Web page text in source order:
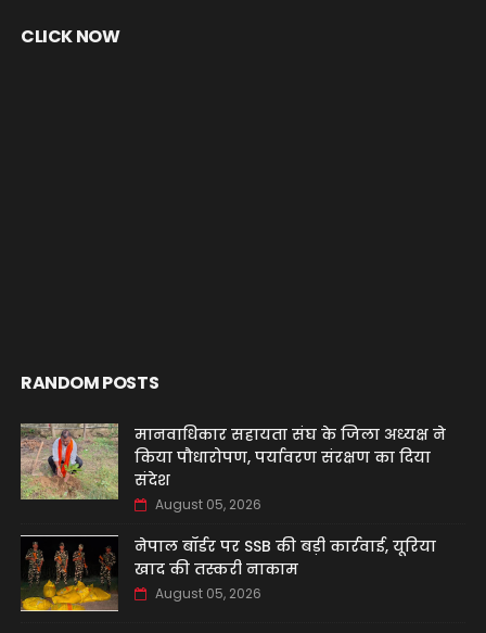
CLICK NOW
RANDOM POSTS
मानवाधिकार सहायता संघ के जिला अध्यक्ष ने
किया पौधारोपण, पर्यावरण संरक्षण का दिया
संदेश
August 05, 2026
नेपाल बॉर्डर पर SSB की बड़ी कार्रवाई, यूरिया
खाद की तस्करी नाकाम
August 05, 2026